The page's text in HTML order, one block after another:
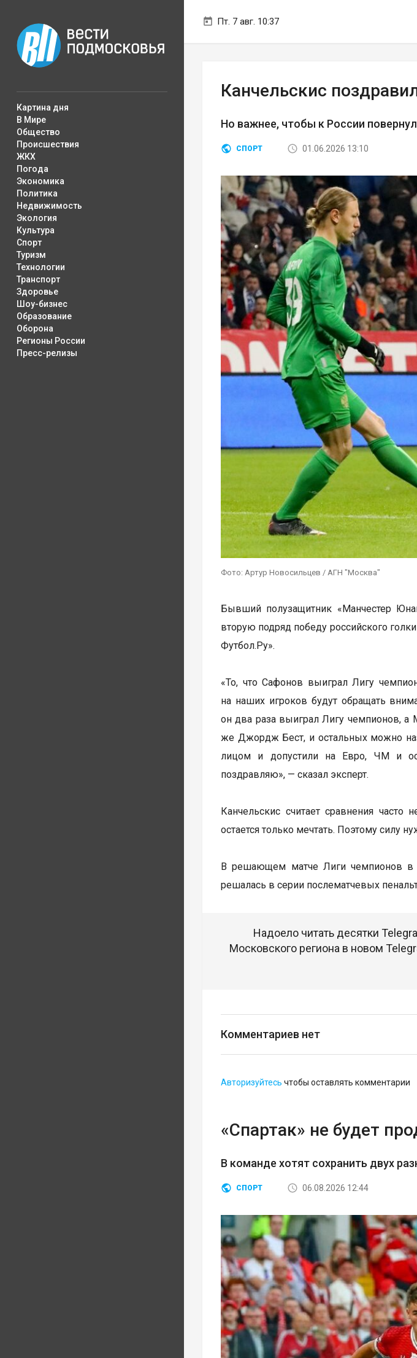
Пт. 7 авг. 10:37
Картина дня
В Мире
Общество
Происшествия
ЖКХ
Погода
Экономика
Политика
Недвижимость
Экология
Культура
Спорт
Туризм
Технологии
Транспорт
Здоровье
Шоу-бизнес
Образование
Оборона
Регионы России
Пресс-релизы
Канчельскис
Но важнее, чтобы к России
СПОРТ 01.06.2026 13:10
Фото: Артур Новосильцев / АГН "Москва"
Бывший полузащитник «Манчестер
вторую подряд победу российского
Футбол.Ру».
«То, что Сафонов выиграл Лигу
на наших игроков будут обращать
он два раза выиграл Лигу чемпионов, а
же Джордж Бест, и остальных можно
лицом и допустили на Евро, ЧМ и
поздравляю», — сказал эксперт.
Канчельскис считает сравнения
остается только мечтать. Поэтому силу
В решающем матче Лиги чемпионов в
решалась в серии послематчевых
Надоело читать десятки
Московского региона в новом
Комментариев нет
Авторизуйтесь чтобы оставлять комментарии
«Спартак» не будет
В команде хотят сохранить двух
СПОРТ 06.08.2026 12:44